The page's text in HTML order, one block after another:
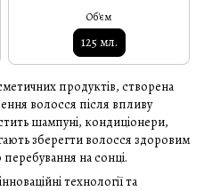
Об'єм
125 мл.
продуктів, створена
волосся після впливу
шампуні, кондиціонери,
зберегти волосся здоровим
перебування на сонці.
технології та